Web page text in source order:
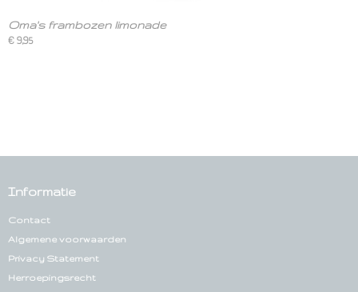
Oma's frambozen limonade
€ 9,95
Informatie
Contact
Algemene voorwaarden
Privacy Statement
Herroepingsrecht